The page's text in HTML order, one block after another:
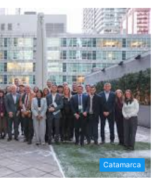
Catamarca